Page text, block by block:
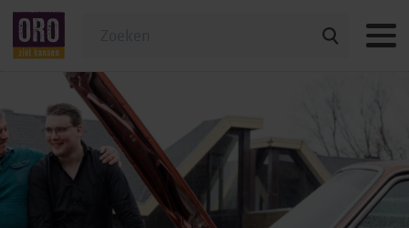
Veelgestelde vragen